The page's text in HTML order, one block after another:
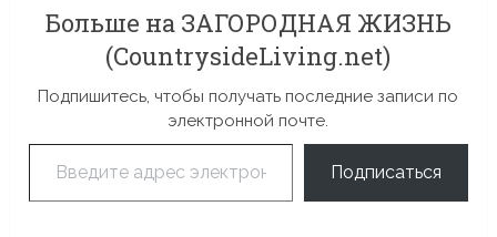
Больше на ЗАГОРОДНАЯ ЖИЗНЬ
(CountrysideLiving.net)
Подпишитесь, чтобы получать последние записи по
электронной почте.
Введите адрес электронной почты…
Подписаться